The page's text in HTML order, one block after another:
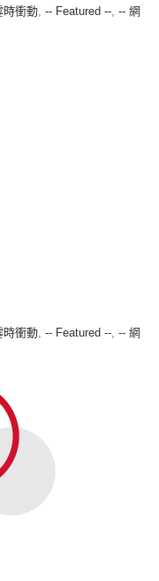
時衝動, -- Featured --, -- 網
時衝動, -- Featured --, -- 網